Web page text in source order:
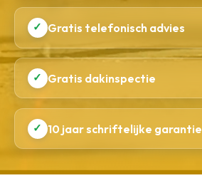
✓ Gratis telefonisch advies
✓ Gratis dakinspectie
✓ 10 jaar schriftelijke garantie